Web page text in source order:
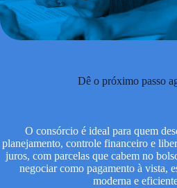
Dê o próximo passo
O consórcio é ideal para quem
planejamento, controle financeiro e
juros, com parcelas que cabem no
negociar como pagamento à vista,
moderna e